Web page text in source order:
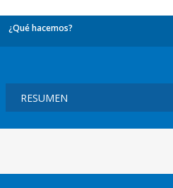
¿Qué hacemos?